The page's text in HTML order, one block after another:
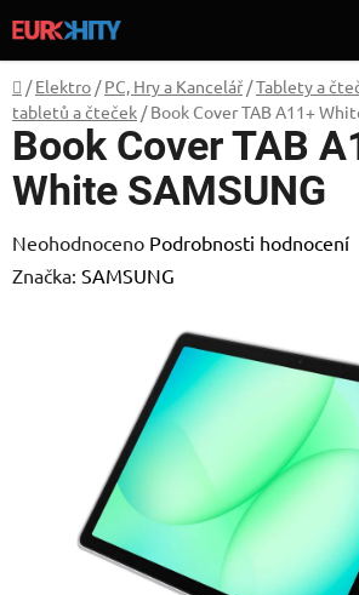
na
obsah
Domů
/ Elektro / PC, Hry a Kancelář /Tablety a
tabletů a čteček / Book Cover TAB A11+
Book Cover TAB
White SAMSUNG
Průměrné
hodnocení
Neohodnoceno Podrobnosti hodnocení
Značka: SAMSUNG